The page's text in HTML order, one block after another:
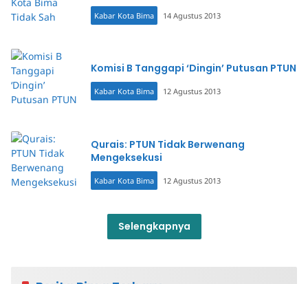
Kabar Kota Bima 14 Agustus 2013
Komisi B Tanggapi ‘Dingin’ Putusan PTUN
Kabar Kota Bima 12 Agustus 2013
Qurais: PTUN Tidak Berwenang
Mengeksekusi
Kabar Kota Bima 12 Agustus 2013
Selengkapnya